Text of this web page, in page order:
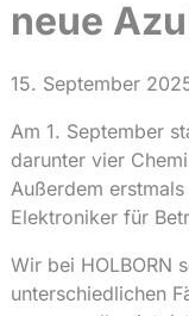
neue
15. September
Am 1. September
darunter vier
Außerdem
Elektroniker für
Wir bei HOLBORN
unterschiedlichen